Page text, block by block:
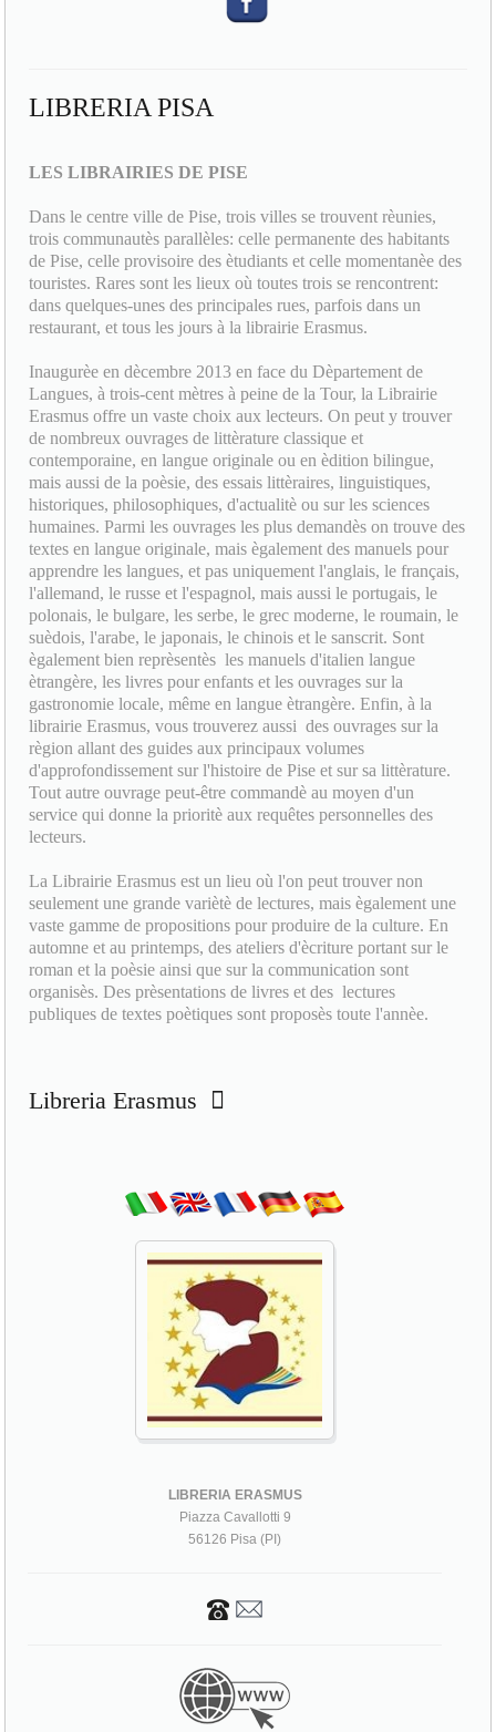
LIBRERIA PISA
LES LIBRAIRIES DE PISE
Dans le centre ville de Pise, trois villes se trouvent rèunies,
trois communautès parallèles: celle permanente des habitants
de Pise, celle provisoire des ètudiants et celle momentanèe des
touristes. Rares sont les lieux où toutes trois se rencontrent:
dans quelques-unes des principales rues, parfois dans un
restaurant, et tous les jours à la librairie Erasmus.
Inaugurèe en dècembre 2013 en face du Dèpartement de
Langues, à trois-cent mètres à peine de la Tour, la Librairie
Erasmus offre un vaste choix aux lecteurs. On peut y trouver
de nombreux ouvrages de littèrature classique et
contemporaine, en langue originale ou en èdition bilingue,
mais aussi de la poèsie, des essais littèraires, linguistiques,
historiques, philosophiques, d'actualitè ou sur les sciences
humaines. Parmi les ouvrages les plus demandès on trouve des
textes en langue originale, mais ègalement des manuels pour
apprendre les langues, et pas uniquement l'anglais, le français,
l'allemand, le russe et l'espagnol, mais aussi le portugais, le
polonais, le bulgare, les serbe, le grec moderne, le roumain, le
suèdois, l'arabe, le japonais, le chinois et le sanscrit. Sont
ègalement bien reprèsentès les manuels d'italien langue
ètrangère, les livres pour enfants et les ouvrages sur la
gastronomie locale, même en langue ètrangère. Enfin, à la
librairie Erasmus, vous trouverez aussi des ouvrages sur la
règion allant des guides aux principaux volumes
d'approfondissement sur l'histoire de Pise et sur sa littèrature.
Tout autre ouvrage peut-être commandè au moyen d'un
service qui donne la prioritè aux requêtes personnelles des
lecteurs.
La Librairie Erasmus est un lieu où l'on peut trouver non
seulement une grande variètè de lectures, mais ègalement une
vaste gamme de propositions pour produire de la culture. En
automne et au printemps, des ateliers d'ècriture portant sur le
roman et la poèsie ainsi que sur la communication sont
organisès. Des prèsentations de livres et des lectures
publiques de textes poètiques sont proposès toute l'annèe.
Libreria Erasmus
LIBRERIA ERASMUS
Piazza Cavallotti 9
56126 Pisa (PI)